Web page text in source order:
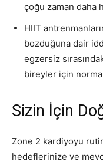
çoğu zaman daha
HIIT
bozduğuna dair
egzersiz
bireyler için
Sizin İçin
Zone 2 kardiyoyu
hedeflerinize ve